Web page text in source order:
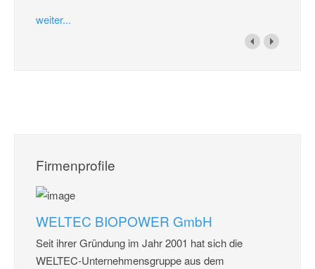
weiter...
Firmenprofile
WELTEC BIOPOWER GmbH
Seit ihrer Gründung im Jahr 2001 hat sich die
WELTEC-Unternehmensgruppe aus dem